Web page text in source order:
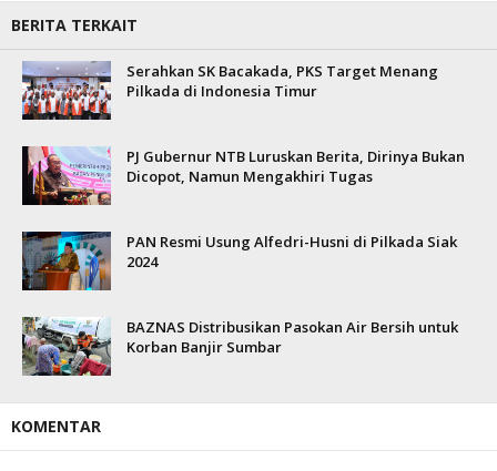
BERITA TERKAIT
Serahkan SK Bacakada, PKS Target Menang
Pilkada di Indonesia Timur
PJ Gubernur NTB Luruskan Berita, Dirinya Bukan
Dicopot, Namun Mengakhiri Tugas
PAN Resmi Usung Alfedri-Husni di Pilkada Siak
2024
BAZNAS Distribusikan Pasokan Air Bersih untuk
Korban Banjir Sumbar
KOMENTAR